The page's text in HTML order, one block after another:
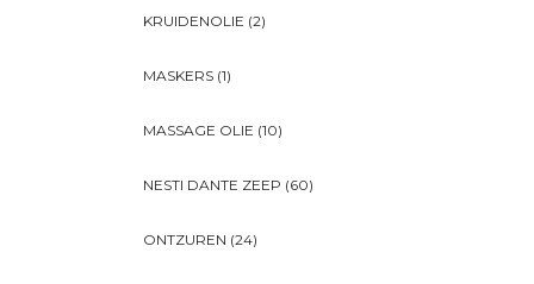
KRUIDENOLIE (2)
MASKERS (1)
MASSAGE OLIE (10)
NESTI DANTE ZEEP (60)
ONTZUREN (24)